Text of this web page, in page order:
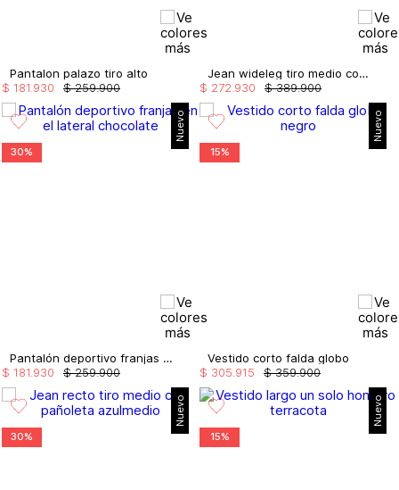
Pantalon palazo tiro alto
$ 259.900
$ 181 930
Jean wideleg tiro medio con taches
$ 389.900
$ 272 930
Nuevo
30%
Pantalón deportivo franjas en el lateral
$ 259.900
$ 181 930
Nuevo
15%
Vestido corto falda globo
$ 359.900
$ 305 915
Nuevo
30%
Nuevo
15%